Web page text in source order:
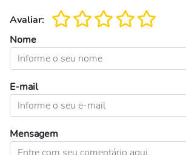
Avaliar:
Nome
E-mail
Mensagem